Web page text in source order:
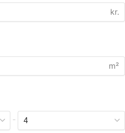
kr.
m²
-